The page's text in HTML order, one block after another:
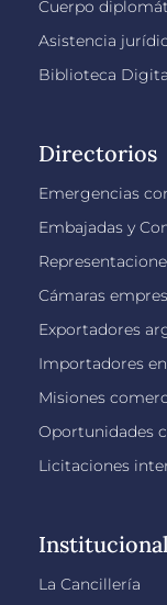
Cuerpo
Asistencia
Biblioteca
Directorios
Emergencias
Embajadas y
Cámaras
Exportadores
Importadores
Misiones
Oportunidades
Licitaciones
Institucional
La Cancillería